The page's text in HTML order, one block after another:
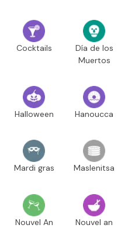
Cocktails
Día de los
Muertos
Halloween Hanoucca
Mardi gras Maslenitsa
Nouvel An
Nouvel an